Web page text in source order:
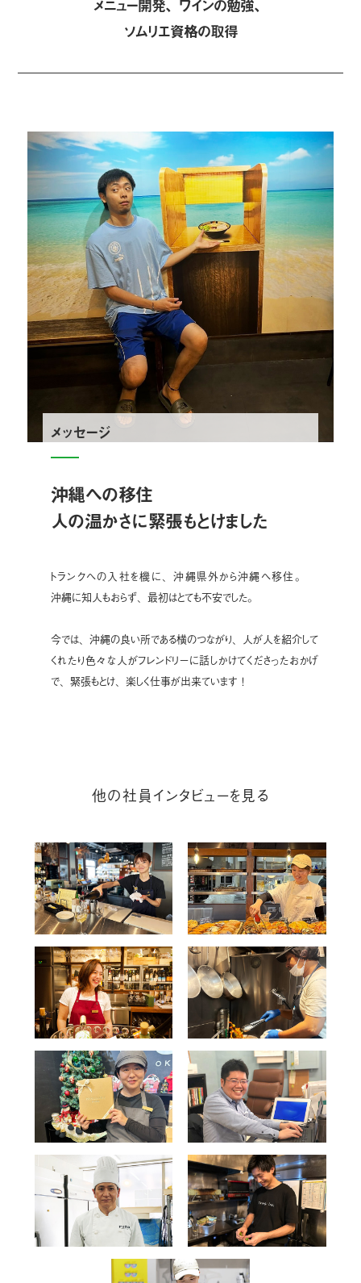
メニュー開発、ワインの勉強、
ソムリエ資格の取得
メッセージ
沖縄への移住
人の温かさに緊張もとけました
トランクへの入社を機に、沖縄県外から沖縄へ移住。
沖縄に知人もおらず、最初はとても不安でした。
今では、沖縄の良い所である横のつながり、 人が人を紹介して
くれたり色々な人がフレンドリーに話しかけてくださったおかげ
で、 緊張もとけ、楽しく仕事が出来ています！
他の社員インタビューを見る